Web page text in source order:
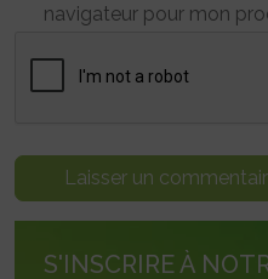
navigateur pour mon
S'INSCRIRE À